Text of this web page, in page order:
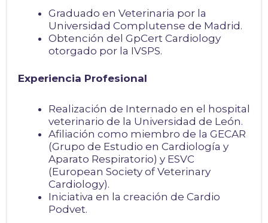
Graduado en Veterinaria por la
Universidad Complutense de Madrid.
Obtención del GpCert Cardiology
otorgado por la IVSPS.
Experiencia Profesional
Realización de Internado en el hospital
veterinario de la Universidad de León.
Afiliación como miembro de la GECAR
(Grupo de Estudio en Cardiología y
Aparato Respiratorio) y ESVC
(European Society of Veterinary
Cardiology).
Iniciativa en la creación de Cardio
Podvet.